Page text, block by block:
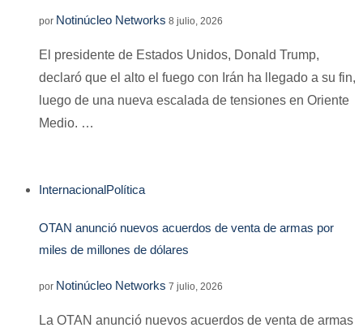
por Notinúcleo Networks 8 julio, 2026
El presidente de Estados Unidos, Donald Trump,
declaró que el alto el fuego con Irán ha llegado a su fin,
luego de una nueva escalada de tensiones en Oriente
Medio. …
InternacionalPolítica
OTAN anunció nuevos acuerdos de venta de armas por
miles de millones de dólares
por Notinúcleo Networks 7 julio, 2026
La OTAN anunció nuevos acuerdos de venta de armas